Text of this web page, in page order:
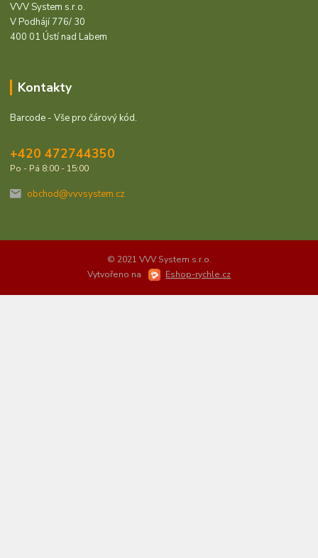
VVV System s.r.o.
V Podhájí 776/ 30
400 01 Ústí nad Labem
Kontakty
Barcode - Vše pro čárový kód.
+420 472744350
Po - Pá 8:00 - 15:00
obchod@vvvsystem.cz
© 2021 VVV System s.r.o.
Vytvořeno na
Eshop-rychle.cz